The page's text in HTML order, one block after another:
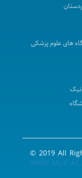
سال 1405
- محل پارکینگ
واگذاری مدیریتی،
الکترونیکی
، آموزشی و
های علوم پزشکی
© 2019 All